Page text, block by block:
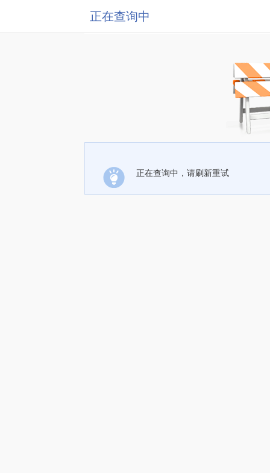
正在查询中
正在查询中，请刷新重试